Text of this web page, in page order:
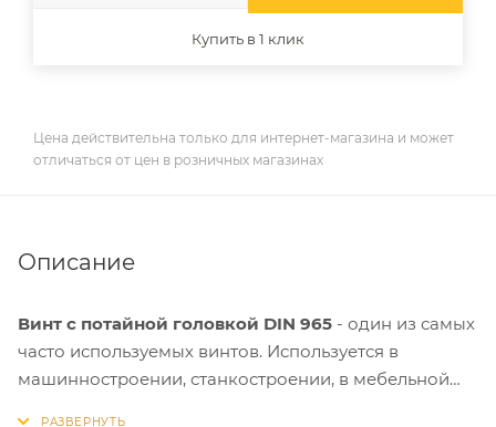
Купить в 1 клик
Цена действительна только для интернет-магазина и может
отличаться от цен в розничных магазинах
Описание
Винт с потайной головкой DIN 965 - один из самых
часто используемых винтов. Используется в
машинностроении, станкостроении, в мебельной